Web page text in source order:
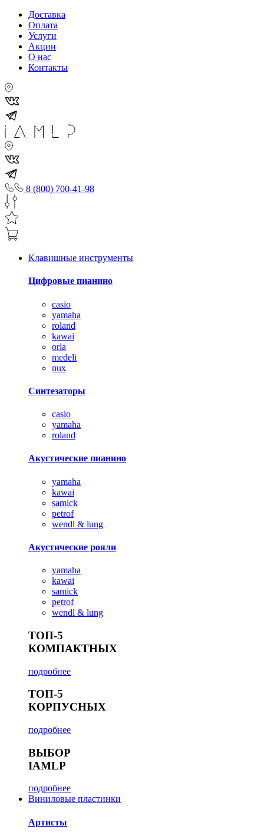
Доставка
Оплата
Услуги
Акции
О нас
Контакты
8 (800) 700-41-98
Клавишные инструменты
Цифровые пианино
casio
yamaha
roland
kawai
orla
medeli
nux
Синтезаторы
casio
yamaha
roland
Акустические пианино
yamaha
kawai
samick
petrof
wendl & lung
Акустические рояли
yamaha
kawai
samick
petrof
wendl & lung
ТОП-5
КОМПАКТНЫХ
подробнее
ТОП-5
КОРПУСНЫХ
подробнее
ВЫБОР
IAMLP
подробнее
Виниловые пластинки
Артисты